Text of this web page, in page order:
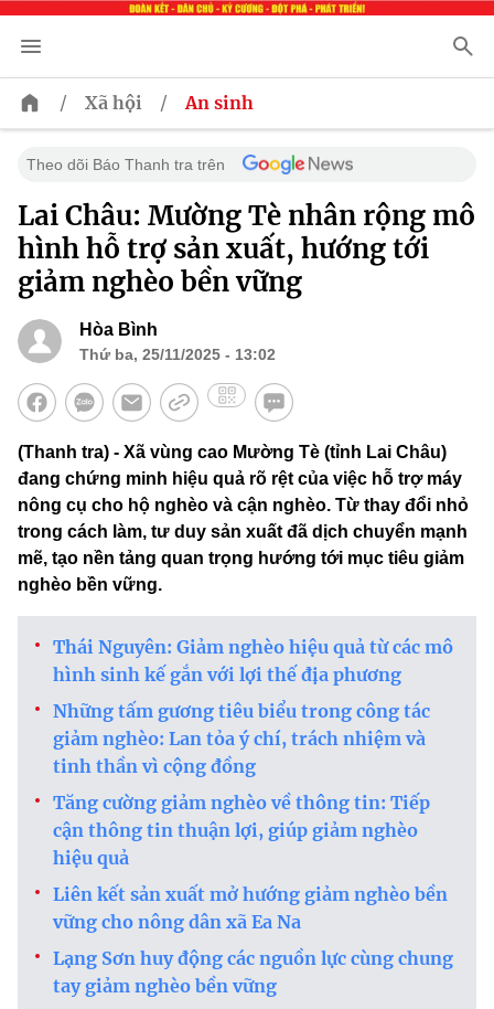
/ Xã hội / An sinh
Theo dõi Báo Thanh tra trên
Lai Châu: Mường Tè nhân rộng mô
hình hỗ trợ sản xuất, hướng tới
giảm nghèo bền vững
Hòa Bình
Thứ ba, 25/11/2025 - 13:02
(Thanh tra) - Xã vùng cao Mường Tè (tỉnh Lai Châu)
đang chứng minh hiệu quả rõ rệt của việc hỗ trợ máy
nông cụ cho hộ nghèo và cận nghèo. Từ thay đổi nhỏ
trong cách làm, tư duy sản xuất đã dịch chuyển mạnh
mẽ, tạo nền tảng quan trọng hướng tới mục tiêu giảm
nghèo bền vững.
Thái Nguyên: Giảm nghèo hiệu quả từ các mô
hình sinh kế gắn với lợi thế địa phương
Những tấm gương tiêu biểu trong công tác
giảm nghèo: Lan tỏa ý chí, trách nhiệm và
tinh thần vì cộng đồng
Tăng cường giảm nghèo về thông tin: Tiếp
cận thông tin thuận lợi, giúp giảm nghèo
hiệu quả
Liên kết sản xuất mở hướng giảm nghèo bền
vững cho nông dân xã Ea Na
Lạng Sơn huy động các nguồn lực cùng chung
tay giảm nghèo bền vững